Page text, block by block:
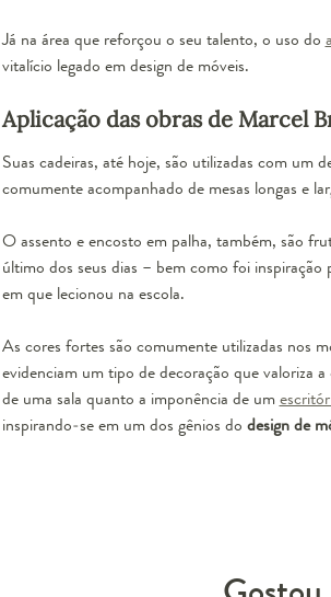
Já na área que reforçou o seu talento, o uso do
vitalício legado em design de móveis.
Aplicação das obras de Marcel
Suas cadeiras, até hoje, são utilizadas com um
comumente acompanhado de mesas longas e
O assento e encosto em palha, também, são
último dos seus dias – bem como foi
em que lecionou na escola.
As cores fortes são comumente utilizadas nos
evidenciam um tipo de decoração que valoriza
de uma sala quanto a imponência de um
inspirando-se em um dos gênios do design de